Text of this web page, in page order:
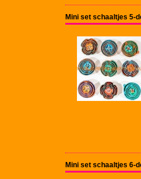
Mini set schaaltjes 5-
Mini set schaaltjes 6-